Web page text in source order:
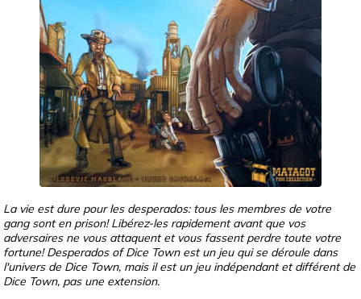
La vie est dure pour les desperados: tous les membres de votre
gang sont en prison! Libérez-les rapidement avant que vos
adversaires ne vous attaquent et vous fassent perdre toute votre
fortune! Desperados of Dice Town est un jeu qui se déroule dans
l'univers de Dice Town, mais il est un jeu indépendant et différent de
Dice Town, pas une extension.